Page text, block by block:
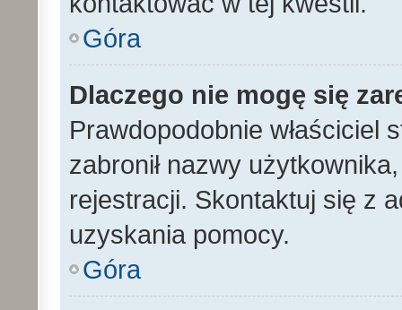
Góra
Dlaczego nie mogę się
Prawdopodobnie właściciel
zabronił nazwy
rejestracji. Skontaktuj się z
uzyskania pomocy.
Góra